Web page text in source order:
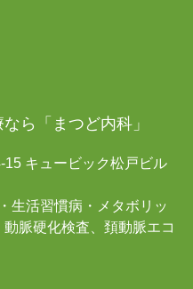
ら「まつど内科」
キュービック松戸ビル
生活習慣病・メタボリッ
脈硬化検査、頚動脈エコ